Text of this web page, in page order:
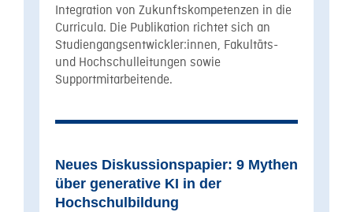
Integration von Zukunftskompetenzen in die
Curricula. Die Publikation richtet sich an
Studiengangsentwickler:innen, Fakultäts-
und Hochschulleitungen sowie
Supportmitarbeitende.
Neues Diskussionspapier: 9 Mythen
über generative KI in der
Hochschulbildung